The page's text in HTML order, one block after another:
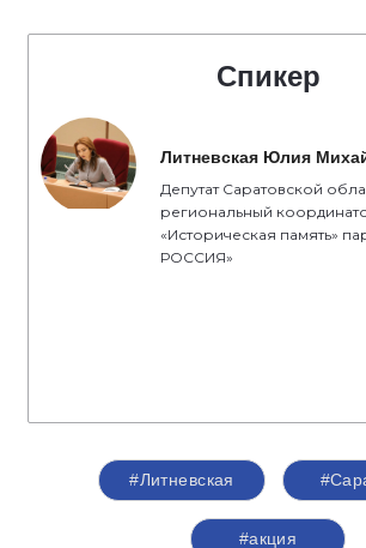
Спикер
Литневская Юлия
Депутат Саратовской
региональный
«Историческая память»
РОССИЯ»
#Литневская
#акция